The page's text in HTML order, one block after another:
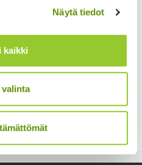
Näytä tiedot
kaikki
valinta
40 s.
3,60€ Sisältää arvonlisäveron